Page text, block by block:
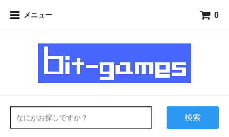
メニュー 0
検索